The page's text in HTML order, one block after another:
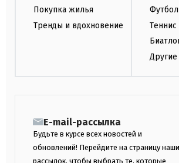
Покупка жилья
Тренды и вдохновение
Футбол
Теннис
E-mail-рассылка
Будьте в курсе всех новостей и
обновлений! Перейдите на страницу
рассылок, чтобы выбрать те, которые